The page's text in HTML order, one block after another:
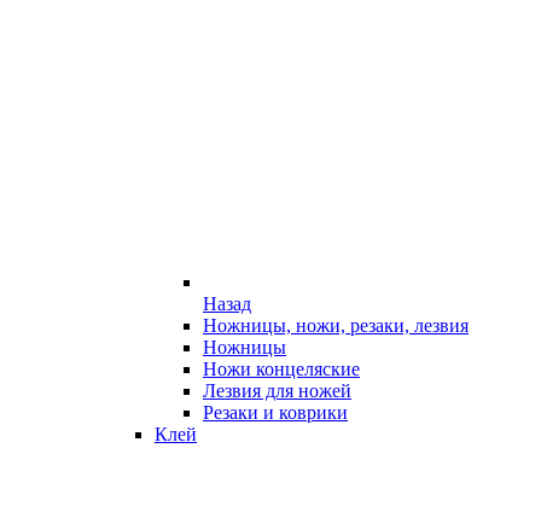
Назад
Ножницы, ножи, резаки, лезвия
Ножницы
Ножи концеляские
Лезвия для ножей
Резаки и коврики
Клей